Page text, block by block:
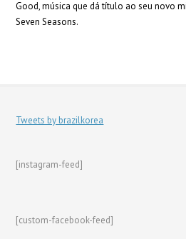
Good, música que dá título ao seu novo
Seven Seasons.
Tweets by brazilkorea
[instagram-feed]
[custom-facebook-feed]